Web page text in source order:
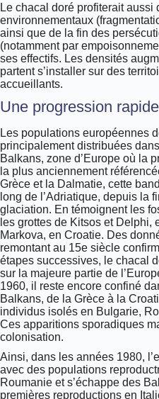
Le chacal doré profiterait aussi
environnementaux
ainsi que de la fin des
(notamment par
ses effectifs. Les densités
partent s’installer sur des
accueillants.
Une progression
Les populations européennes
principalement distribuées
Balkans, zone d’Europe où la
la plus anciennement
Grèce et la Dalmatie, cette
long de l’Adriatique, depuis la
glaciation. En témoignent les
les grottes de Kitsos et Delphi,
Markova, en Croatie. Des
remontant au 15e siècle
étapes successives, le chacal
sur la majeure partie de
1960, il reste encore confiné
Balkans, de la Grèce à la
individus isolés en Bulgarie,
Ces apparitions sporadiques
colonisation.
Ainsi, dans les années 1980,
avec des populations
Roumanie et s’échappe des
premières reproductions en